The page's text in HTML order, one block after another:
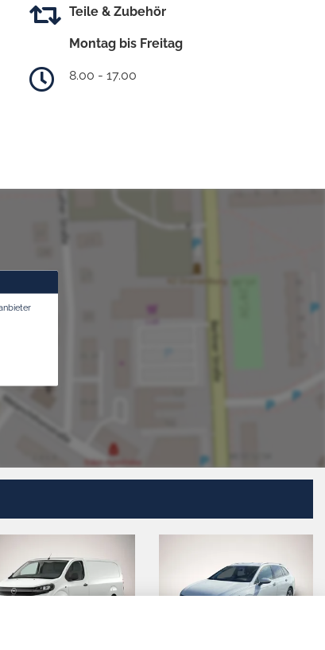
Teile & Zubehör
Montag bis Freitag
8.00 - 17.00